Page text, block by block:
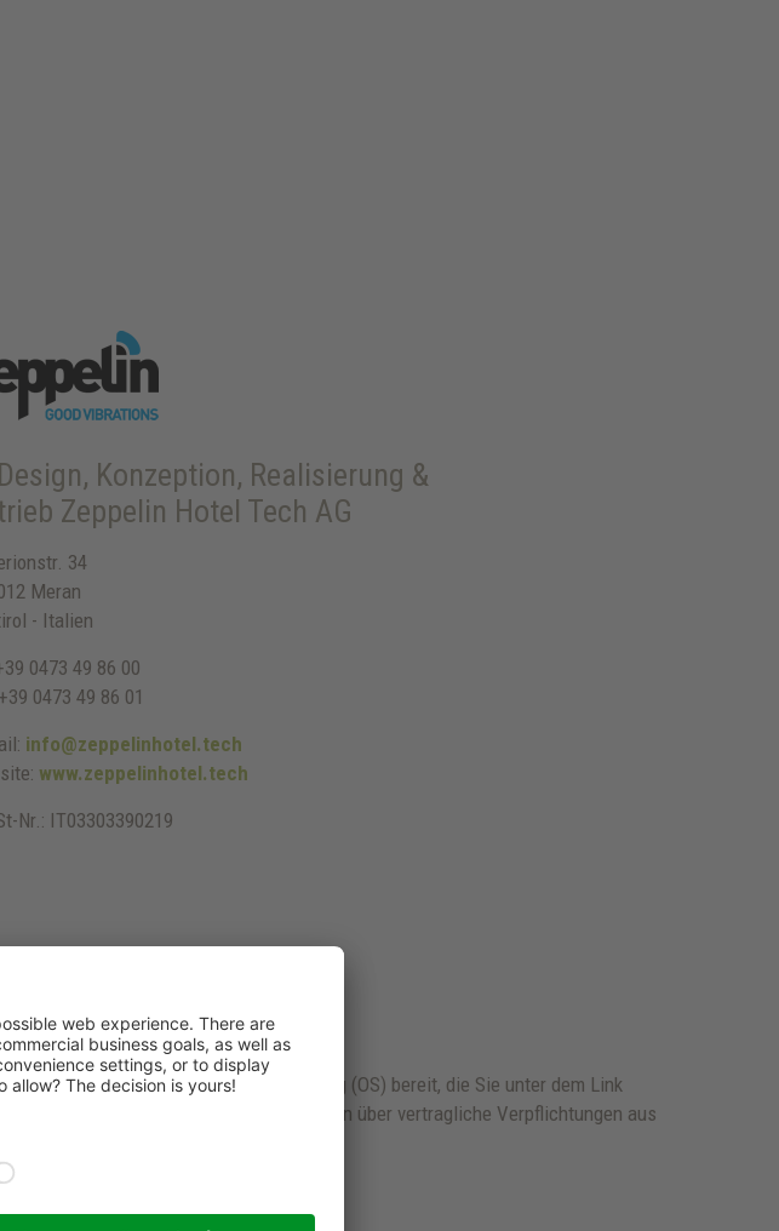
Konzeption, Realisierung &
Zeppelin Hotel Tech AG
34
Meran
- Italien
0473 49 86 00
0473 49 86 01
info@zeppelinhotel.tech
www.zeppelinhotel.tech
Nr.: IT03303390219
eine Plattform zur Online-Streitbeilegung (OS) bereit, die Sie unter dem Link
für die Beilegung ihrer Streitigkeiten über vertragliche Verpflichtungen aus